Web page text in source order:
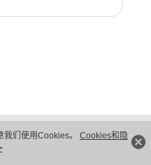
们使用Cookies。 Cookies和隐
法律声明